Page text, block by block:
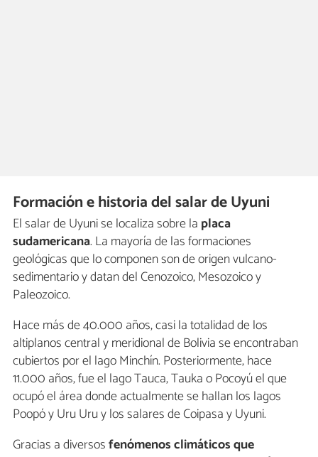
Formación e historia del salar de Uyuni
El salar de Uyuni se localiza sobre la placa
sudamericana. La mayoría de las formaciones
geológicas que lo componen son de origen vulcano-
sedimentario y datan del Cenozoico, Mesozoico y
Paleozoico.
Hace más de 40.000 años, casi la totalidad de los
altiplanos central y meridional de Bolivia se encontraban
cubiertos por el lago Minchín. Posteriormente, hace
11.000 años, fue el lago Tauca, Tauka o Pocoyú el que
ocupó el área donde actualmente se hallan los lagos
Poopó y Uru Uru y los salares de Coipasa y Uyuni.
Gracias a diversosfenómenos climáticos que